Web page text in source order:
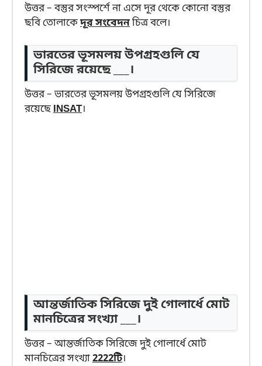
উত্তর – বস্তুর সংস্পর্শে না এসে দূর থেকে কোনো বস্তুর
ছবি তোলাকেদূর সংবেদনচিত্র বলে।
ভারতের ভূসমলয় উপগ্রহগুলি যে
সিরিজে রয়েছে ___।
উত্তর – ভারতের ভূসমলয় উপগ্রহগুলি যে সিরিজে
রয়েছেINSAT।
আন্তর্জাতিক সিরিজে দুই গোলার্ধে মোট
মানচিত্রের সংখ্যা ___।
উত্তর – আন্তর্জাতিক সিরিজে দুই গোলার্ধে মোট
মানচিত্রের সংখ্যা2222টি।